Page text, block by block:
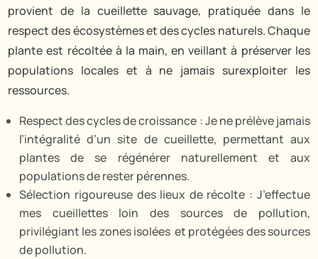
provient de la cueillette sauvage, pratiquée dans le
respect des écosystèmes et des cycles naturels. Chaque
plante est récoltée à la main, en veillant à préserver les
populations locales et à ne jamais surexploiter les
ressources.
Respect des cycles de croissance : Je ne prélève jamais
l’intégralité d’un site de cueillette, permettant aux
plantes de se régénérer naturellement et aux
populations de rester pérennes.
Sélection rigoureuse des lieux de récolte : J’effectue
mes cueillettes loin des sources de pollution,
privilégiant les zones isolées et protégées des sources
de pollution.